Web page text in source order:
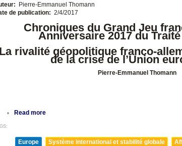
Pierre-Emmanuel Thomann
de publication: 2/4/2017
Chroniques du Grand Jeu
Anniversaire 2017 du
La rivalité géopolitique franco-
de la crise de l’Union
Pierre-Emmanuel Thomann
Read more
Europe Système international et stabilité globale